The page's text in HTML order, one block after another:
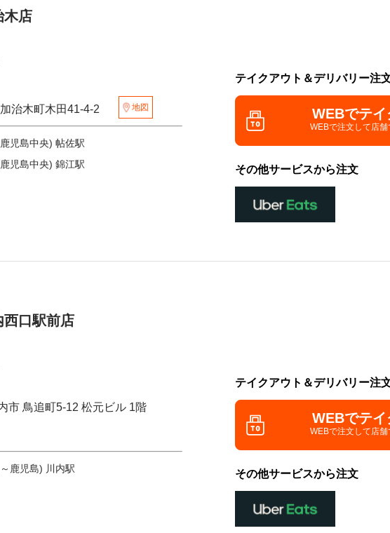
木店
加治木町木田41-4-2 地図
児島中央) 帖佐駅
児島中央) 錦江駅
テイクアウト＆デリバリー注
WEBでテ
WEBで注文して店
その他サービスから注文
西口駅前店
市 鳥追町5-12 松元ビル 1階
鹿児島) 川内駅
テイクアウト＆デリバリー注
WEBでテ
WEBで注文して店
その他サービスから注文